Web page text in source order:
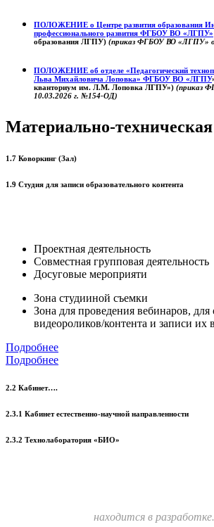
ПОЛОЖЕНИЕ о Центре развития образования
профессионального развития ФГБОУ ВО «ЛГПУ»
образования ЛГПУ) (приказ ФГБОУ ВО «ЛГПУ»
ПОЛОЖЕНИЕ об отделе «Педагогический
Льва Михайловича Лоповка» ФГБОУ ВО «ЛГПУ
кванториум им. Л.М. Лоповка ЛГПУ») (приказ
10.03.2026 г. №154-ОД)
Материально-техническая
1.7 Коворкинг (Зал)
1.9 Студия для записи образовательного контента
Проектная деятельность
Совместная групповая деятельность
Досуговые мероприяти
Зона студииной съемки
Зона для проведения вебинаров, для
видеороликов/контента и записи их
Подробнее
Подробнее
2.2 Кабинет….
2.3.1 Кабинет естественно-научной направленности
2.3.2 Технолаборатория «БИО»
находится в